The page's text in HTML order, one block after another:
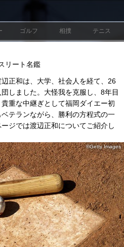
ゴルフ 相撲 テニス
リート名鑑
正和は、大学、社会人を経て、26
しました。大怪我を克服し、8年目
重な中継ぎとして福岡ダイエー初
テランながら、勝利の方程式の一
ジでは渡辺正和についてご紹介し
©Getty Images